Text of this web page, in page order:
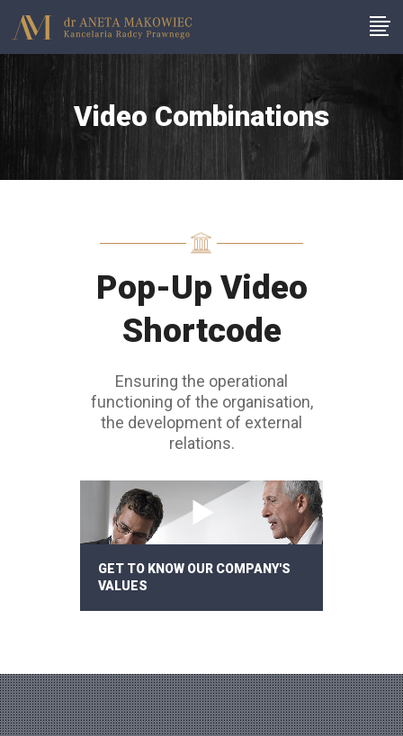
Video Combinations
Pop-Up Video
Shortcode
Ensuring the operational
functioning of the organisation,
the development of external
relations.
GET TO KNOW OUR COMPANY'S
VALUES